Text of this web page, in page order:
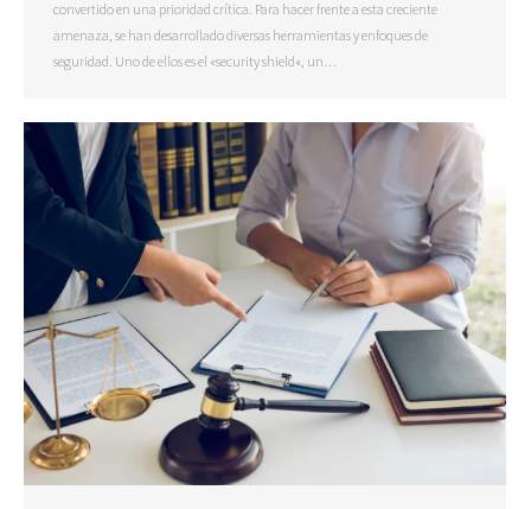
convertido en una prioridad crítica. Para hacer frente a esta creciente
amenaza, se han desarrollado diversas herramientas y enfoques de
seguridad. Uno de ellos es el «security shield«, un…